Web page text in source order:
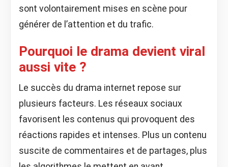
sont volontairement mises en scène pour
générer de l’attention et du trafic.
Pourquoi le drama devient viral
aussi vite ?
Le succès du drama internet repose sur
plusieurs facteurs. Les réseaux sociaux
favorisent les contenus qui provoquent des
réactions rapides et intenses. Plus un contenu
suscite de commentaires et de partages, plus